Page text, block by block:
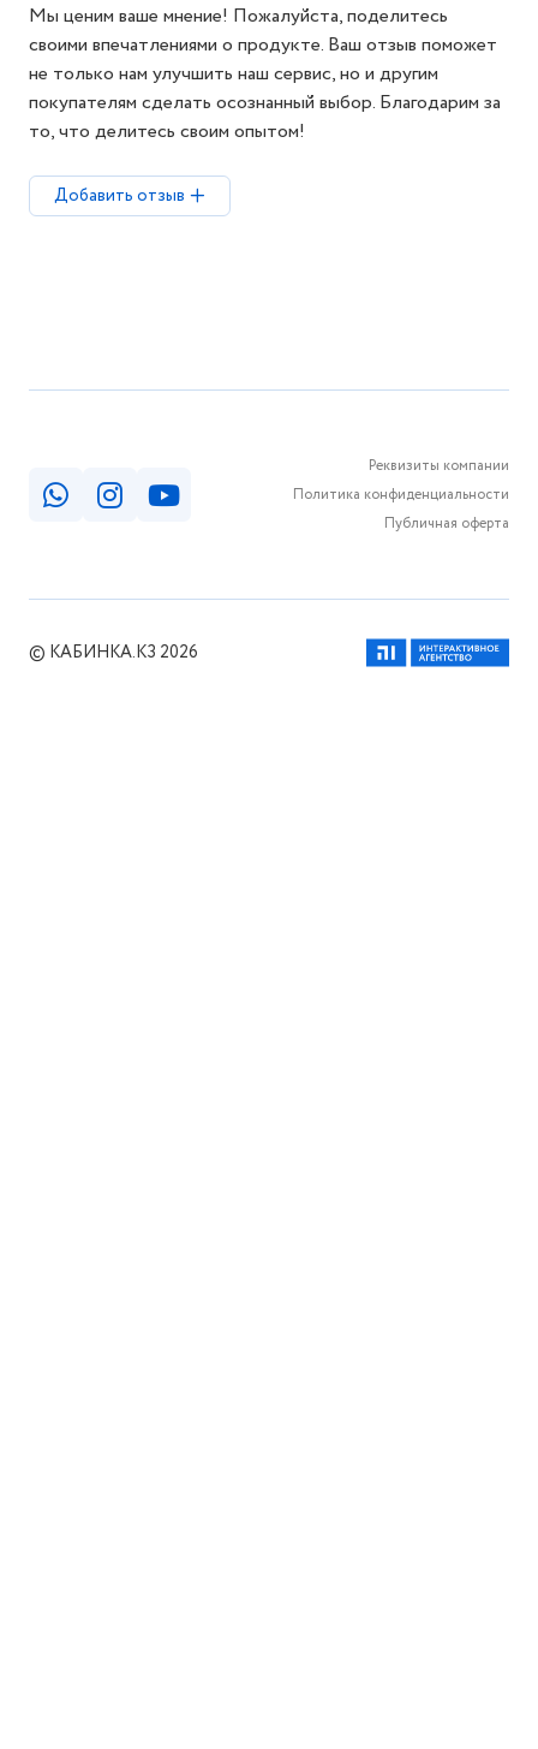
Мы ценим ваше мнение! Пожалуйста, поделитесь
своими впечатлениями о продукте. Ваш отзыв поможет
не только нам улучшить наш сервис, но и другим
покупателям сделать осознанный выбор. Благодарим за
то, что делитесь своим опытом!
Добавить отзыв
Реквизиты компании
Политика конфиденциальности
Публичная оферта
© КАБИНКА.КЗ 2026